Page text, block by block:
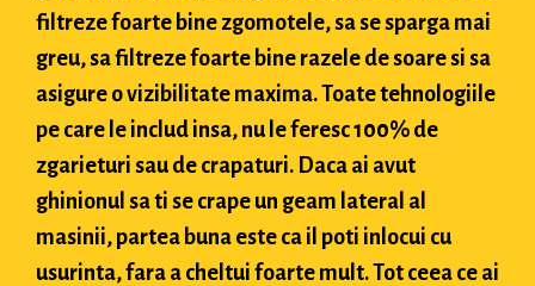
filtreze foarte bine zgomotele, sa se sparga mai
greu, sa filtreze foarte bine razele de soare si sa
asigure o vizibilitate maxima. Toate tehnologiile
pe care le includ insa, nu le feresc 100% de
zgarieturi sau de crapaturi. Daca ai avut
ghinionul sa ti se crape un geam lateral al
masinii, partea buna este ca il poti inlocui cu
usurinta, fara a cheltui foarte mult. Tot ceea ce ai